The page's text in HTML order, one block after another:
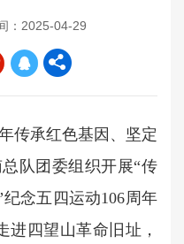
：2025-04-29
传承红色基因、坚定
队团委组织开展“传
念五四运动106周年
进四望山革命旧址，